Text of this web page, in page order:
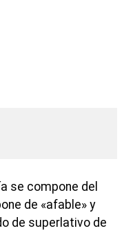
se compone del
de «afable» y
de superlativo de